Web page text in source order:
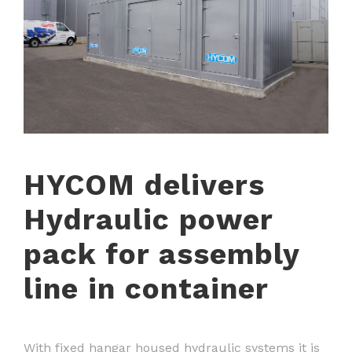
HYCOM delivers
Hydraulic power
pack for assembly
line in container
With fixed hangar housed hydraulic systems it is